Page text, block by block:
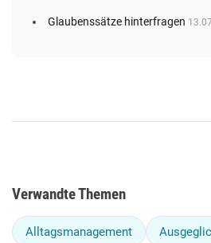
Glaubenssätze hinterfragen
Verwandte Themen
Alltagsmanagement